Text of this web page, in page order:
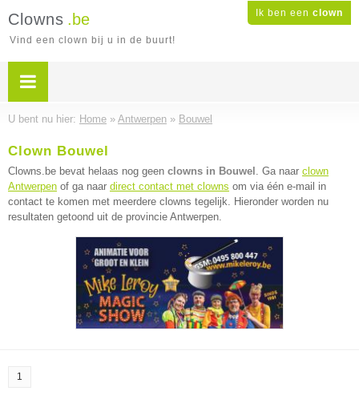
Ik ben een clown
Clowns .be
Vind een clown bij u in de buurt!
U bent nu hier: Home » Antwerpen » Bouwel
Clown Bouwel
Clowns.be bevat helaas nog geen clowns in Bouwel . Ga naar clown
Antwerpen of ga naar direct contact met clowns om via één e-mail in
contact te komen met meerdere clowns tegelijk. Hieronder worden nu
resultaten getoond uit de provincie Antwerpen.
1